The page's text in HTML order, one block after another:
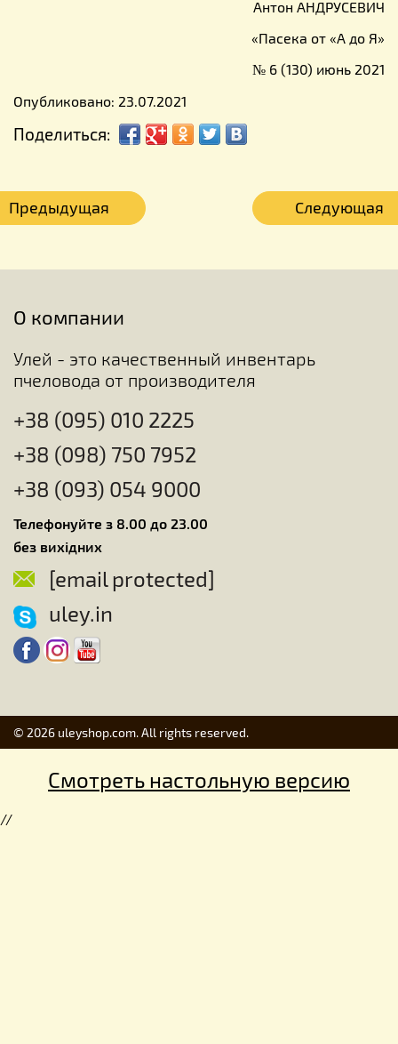
Антон АНДРУСЕВИЧ
«Пасека от «А до Я»
№ 6 (130) июнь 2021
Опубликовано: 23.07.2021
Поделиться:
Следующая
Предыдущая
О компании
Улей - это качественный инвентарь
пчеловода от производителя
+38 (095) 010 2225
+38 (098) 750 7952
+38 (093) 054 9000
Телефонуйте з 8.00 до 23.00
без вихідних
[email protected]
uley.in
© 2026 uleyshop.com. All rights reserved.
Смотреть настольную версию
//